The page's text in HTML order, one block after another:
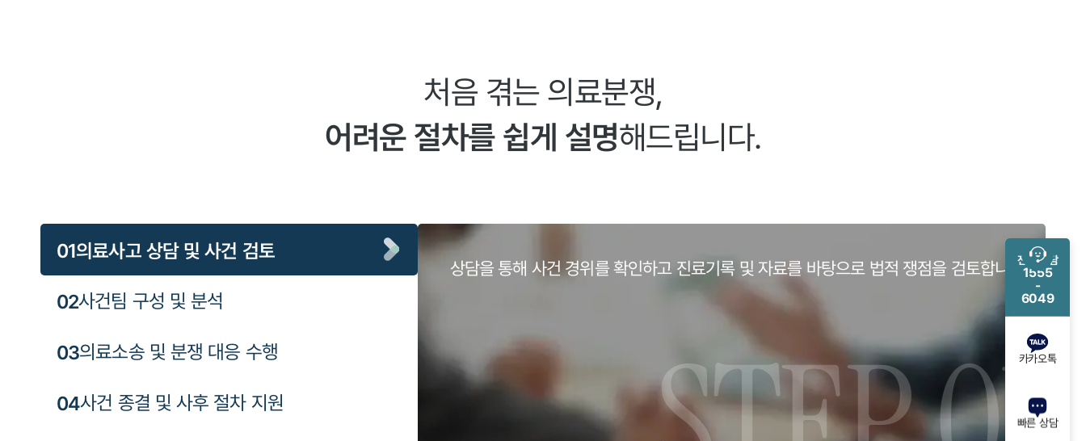
전화 상담
1555
-
6049
카카오톡
빠른 상담
처음 겪는 의료분쟁,
어려운 절차를 쉽게 설명해드립니다.
01의료사고 상담 및 사건 검토
02사건팀 구성 및 분석
03의료소송 및 분쟁 대응 수행
04사건 종결 및 사후 절차 지원
상담을 통해 사건 경위를 확인하고 진료기록 및 자료를 바탕으로 법적 쟁점을 검토합니다.